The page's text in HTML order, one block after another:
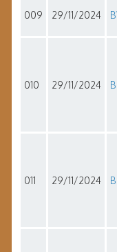
009 29/11/2024
010 29/11/2024
011 29/11/2024